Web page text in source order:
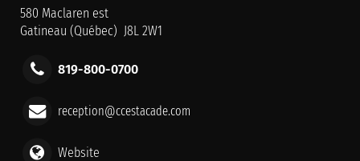
580 Maclaren est
Gatineau (Québec) J8L 2W1
819-800-0700
reception@ccestacade.com
Website